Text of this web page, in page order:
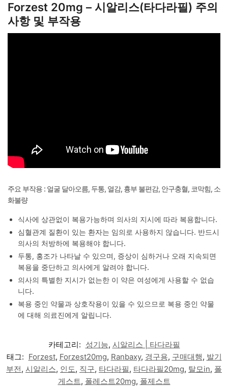
Forzest 20mg – 시알리스(타다라필) 주의
사항 및 부작용
주요 부작용 : 얼굴 달아오름, 두통, 열감, 흉부 불편감, 안구충혈, 코막힘, 소
화불량
식사에 상관없이 복용가능하며 의사의 지시에 따라 복용합니다.
심혈관계 질환이 있는 환자는 임의로 사용하지 않습니다. 반드시
의사의 처방하에 복용해야 합니다.
두통, 홍조가 나타날 수 있으며, 증상이 심하거나 오래 지속되면
복용을 중단하고 의사에게 알려야 합니다.
의사의 특별한 지시가 없는한 이 약은 여성에게 사용할 수 없습
니다.
복용 중인 약물과 상호작용이 있을 수 있으므로 복용 중인 약물
에 대해 의료진에게 알립니다.
카테고리: 성기능, 시알리스 | 타다라필
태그: Forzest, Forzest20mg, Ranbaxy, 경구용, 구매대행, 발기
부전, 시알리스, 인도, 직구, 타다라필, 타다라필20mg, 탈모in, 폴
게스트, 폴레스트20mg, 폴제스트